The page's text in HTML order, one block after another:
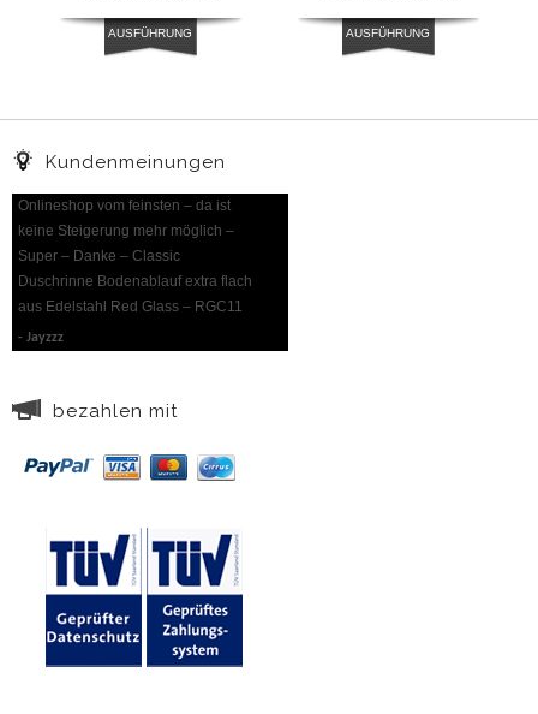
AUSFÜHRUNG AUSFÜHRUNG
Kundenmeinungen
Onlineshop vom feinsten – da ist
keine Steigerung mehr möglich –
Super – Danke – Classic
Duschrinne Bodenablauf extra flach
aus Edelstahl Red Glass – RGC11
Jayzzz
bezahlen mit